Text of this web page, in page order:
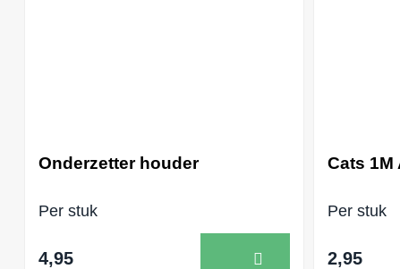
Onderzetter houder
Per stuk
4,95
Cats 1M
Per stuk
2,95